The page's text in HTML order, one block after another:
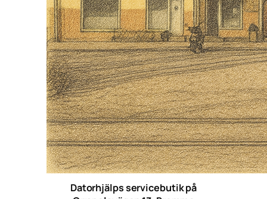
Datorhjälps servicebutik på